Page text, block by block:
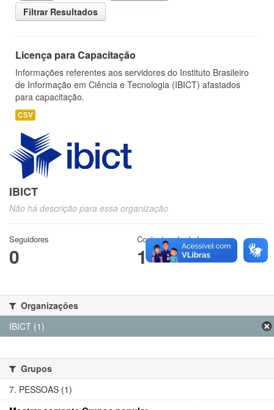
Filtrar Resultados
Licença para Capacitação
Informações referentes aos servidores do Instituto Brasileiro
de Informação em Ciência e Tecnologia (IBICT) afastados
para capacitação.
CSV
IBICT
Não há descrição para essa organização
Seguidores
0
Conjuntos de dados
1
Organizações
IBICT (1)
Grupos
7. PESSOAS (1)